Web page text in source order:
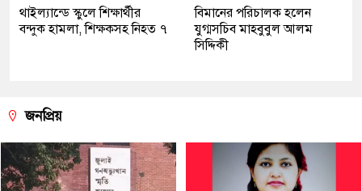
থাইল্যান্ডে স্কুলে শিক্ষার্থীর
বন্দুক হামলা, শিক্ষকসহ নিহত ৭
বিমানের পরিচালক হলেন
যুগ্মসচিব মাহবুবুল আলম
সিদ্দিকী
জনপ্রিয়